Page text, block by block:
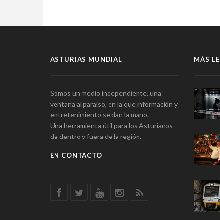
ASTURIAS MUNDIAL
Somos un medio independiente, una
ventana al paraíso, en la que información y
entretenimiento se dan la mano.
Una herramienta útil para los Asturianos
de dentro y fuera de la región.
EN CONTACTO
MÁS